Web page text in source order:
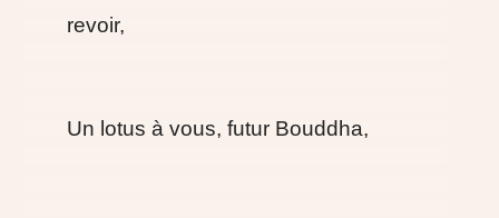
revoir,
Un lotus à vous, futur Bouddha,